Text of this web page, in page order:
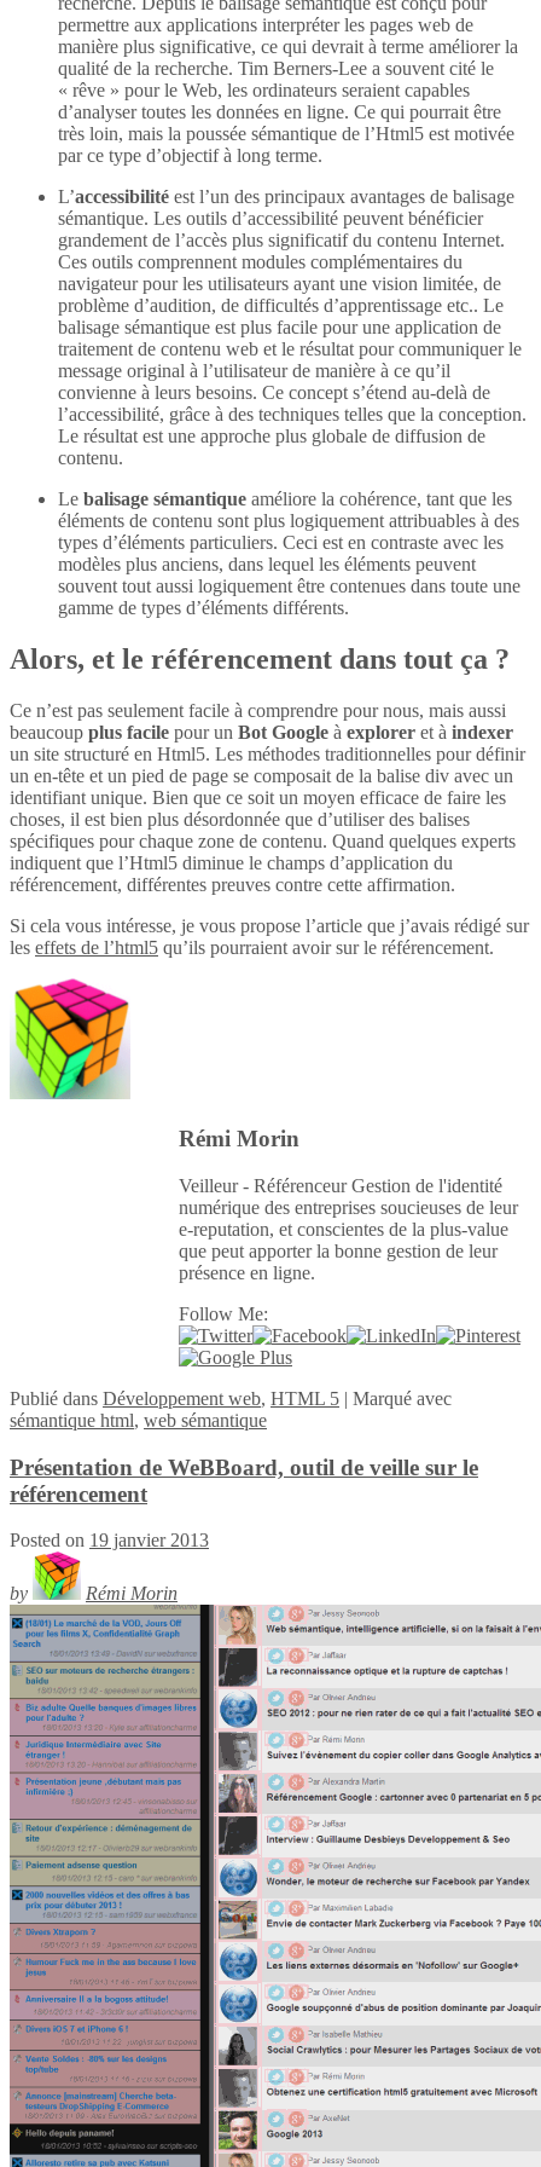
permettre aux applications interpréter les pages web de
manière plus significative, ce qui devrait à terme améliorer la
qualité de la recherche. Tim Berners-Lee a souvent cité le
« rêve » pour le Web, les ordinateurs seraient capables
d’analyser toutes les données en ligne. Ce qui pourrait être
très loin, mais la poussée sémantique de l’Html5 est motivée
par ce type d’objectif à long terme.
L’accessibilité est l’un des principaux avantages de balisage
sémantique. Les outils d’accessibilité peuvent bénéficier
grandement de l’accès plus significatif du contenu Internet.
Ces outils comprennent modules complémentaires du
navigateur pour les utilisateurs ayant une vision limitée, de
problème d’audition, de difficultés d’apprentissage etc.. Le
balisage sémantique est plus facile pour une application de
traitement de contenu web et le résultat pour communiquer le
message original à l’utilisateur de manière à ce qu’il
convienne à leurs besoins. Ce concept s’étend au-delà de
l’accessibilité, grâce à des techniques telles que la conception.
Le résultat est une approche plus globale de diffusion de
contenu.
Le balisage sémantique améliore la cohérence, tant que les
éléments de contenu sont plus logiquement attribuables à des
types d’éléments particuliers. Ceci est en contraste avec les
modèles plus anciens, dans lequel les éléments peuvent
souvent tout aussi logiquement être contenues dans toute une
gamme de types d’éléments différents.
Alors, et le référencement dans tout ça ?
Ce n’est pas seulement facile à comprendre pour nous, mais aussi
beaucoup plus facile pour un Bot Google à explorer et à indexer
un site structuré en Html5. Les méthodes traditionnelles pour définir
un en-tête et un pied de page se composait de la balise div avec un
identifiant unique. Bien que ce soit un moyen efficace de faire les
choses, il est bien plus désordonnée que d’utiliser des balises
spécifiques pour chaque zone de contenu. Quand quelques experts
indiquent que l’Html5 diminue le champs d’application du
référencement, différentes preuves contre cette affirmation.
Si cela vous intéresse, je vous propose l’article que j’avais rédigé sur
les effets de l’html5 qu’ils pourraient avoir sur le référencement.
Rémi Morin
Veilleur - Référenceur Gestion de l'identité
numérique des entreprises soucieuses de leur
e-reputation, et conscientes de la plus-value
que peut apporter la bonne gestion de leur
présence en ligne.
Follow Me:
Publié dans Développement web, HTML 5 | Marqué avec
sémantique html, web sémantique
Présentation de WeBBoard, outil de veille sur le
référencement
Posted on 19 janvier 2013
by Rémi Morin